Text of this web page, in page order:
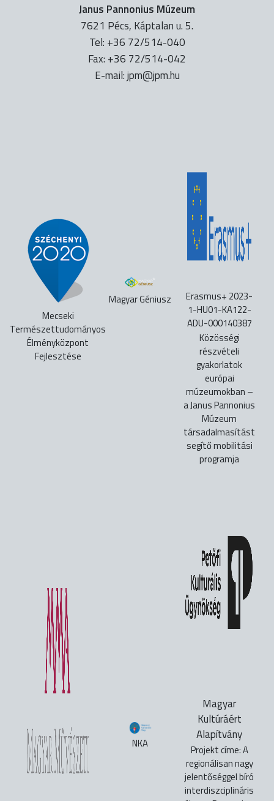
Janus Pannonius Múzeum
7621 Pécs, Káptalan u. 5.
Tel: +36 72/514-040
Fax: +36 72/514-042
E-mail:uh.mpj@mpj
Mecseki
Természettudományos
Élményközpont
Fejlesztése
Magyar Géniusz
Erasmus+ 2023-
1-HU01-KA122-
ADU-000140387
Közösségi
részvételi
gyakorlatok
európai
múzeumokban –
a Janus Pannonius
Múzeum
társadalmasítást
segítő mobilitási
programja
NKA
Magyar
Kultúráért
Alapítvány
Projekt címe: A
regionálisan nagy
jelentőséggel bíró
interdiszciplináris